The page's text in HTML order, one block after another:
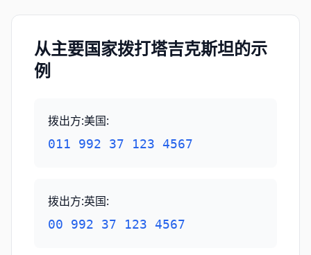
从主要国家拨打塔吉克斯坦的示
例
拨出方:美国:
011 992 37 123 4567
拨出方:英国:
00 992 37 123 4567